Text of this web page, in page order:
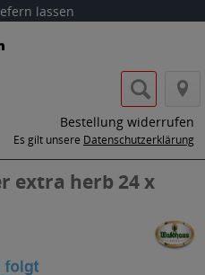
lassen
Bestellung widerrufen
Es gilt unsere Datenschutzerklärung
extra herb 24 x